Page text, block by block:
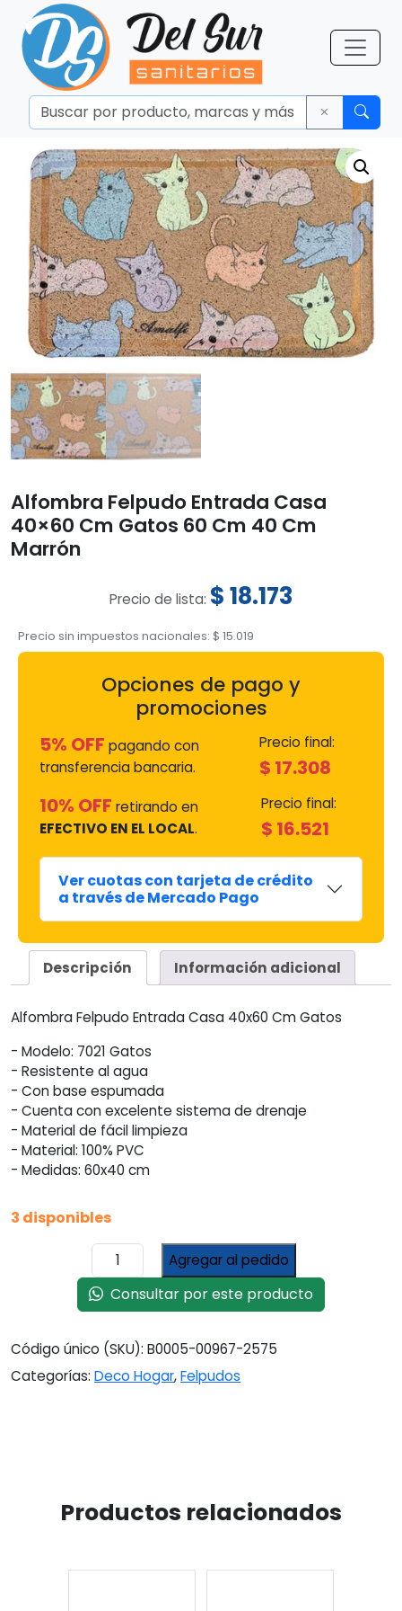
Alfombra Felpudo Entrada Casa
40×60 Cm Gatos 60 Cm 40 Cm
Marrón
Precio de lista: $18.173
Precio sin impuestos nacionales: $ 15.019
Opciones de pago y
promociones
5% OFF pagando con
transferencia bancaria.
Precio final:
$ 17.308
10% OFF retirando en
EFECTIVO EN EL LOCAL.
Precio final:
$ 16.521
Ver cuotas con tarjeta de crédito
a través de Mercado Pago
Descripción Información adicional
Alfombra Felpudo Entrada Casa 40x60 Cm Gatos
- Modelo: 7021 Gatos
- Resistente al agua
- Con base espumada
- Cuenta con excelente sistema de drenaje
- Material de fácil limpieza
- Material: 100% PVC
- Medidas: 60x40 cm
3 disponibles
Alfombra
Felpudo
Entrada
Casa
Cm
Gatos
Agregar al pedido
Consultar por este producto
Código único (SKU): B0005-00967-2575
Categorías: Deco Hogar,Felpudos
Productos relacionados